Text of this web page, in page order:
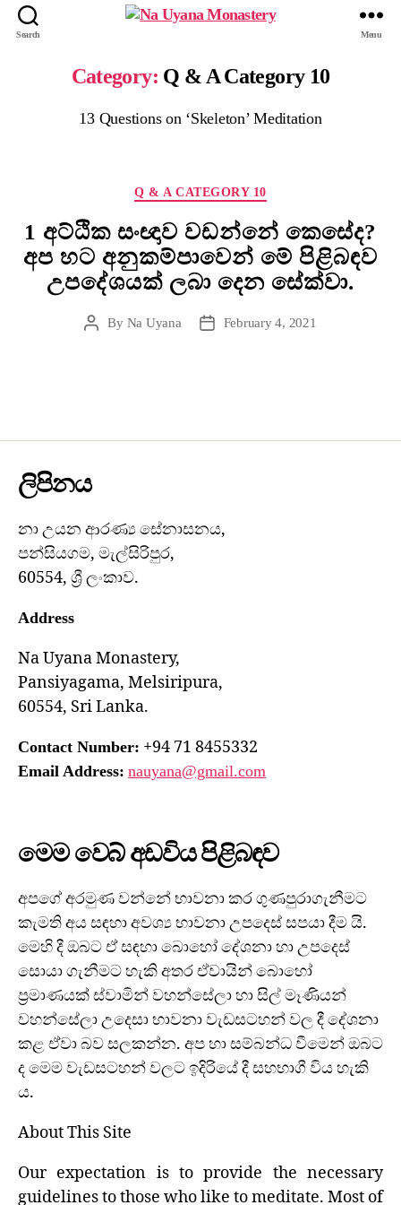
Search Menu
Category: Q & A Category 10
13 Questions on ‘Skeleton’ Meditation
Q & A CATEGORY 10
1 අට්ඨික සංඥාව වඩන්නේ කෙසේද?
අප හට අනුකම්පාවෙන් මේ පිළිබඳව
උපදේශයක් ලබා දෙන සේක්වා.
By Na Uyana February 4, 2021
ලිපිනය
නා උයන ආරණ්‍ය සේනාසනය,
පන්සියගම, මැල්සිරිපුර,
60554, ශ්‍රී ලංකාව.
Address
Na Uyana Monastery,
Pansiyagama, Melsiripura,
60554, Sri Lanka.
Contact Number: +94 71 8455332
Email Address: nauyana@gmail.com
මෙම වෙබ් අඩවිය පිළිබඳව
අපගේ අරමුණ වන්නේ භාවනා කර ගුණපුරාගැනීමට
කැමති අය සඳහා අවශ්‍ය භාවනා උපදෙස් සපයා දීම යි.
මෙහි දී ඔබට ඒ සඳහා බොහෝ දේශනා හා උපදෙස්
සොයා ගැනීමට හැකි අතර ඒවායින් බොහෝ
ප්‍රමාණයක් ස්වාමින් වහන්සේලා හා සිල් මෑණියන්
වහන්සේලා උදෙසා භාවනා වැඩසටහන් වල දී දේශනා
කළ ඒවා බව සලකන්න. අප හා සම්බන්ධ වීමෙන් ඔබට
ද මෙම වැඩසටහන් වලට ඉදිරියේ දී සහභාගී විය හැකි
ය.
About This Site
Our expectation is to provide the necessary
guidelines to those who like to meditate. Most of